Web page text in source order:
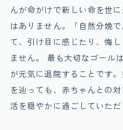
んが命がけで新しい命を世
はありません。「自然分娩
て、引け目に感じたり、悔
ません。 最も大切なゴール
が元気に退院することです
を辿っても、赤ちゃんとの
活を穏やかに過ごしていただ